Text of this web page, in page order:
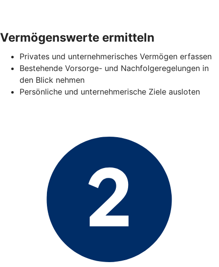
Vermögenswerte ermitteln
Privates und unternehmerisches Vermögen erfassen
Bestehende Vorsorge- und Nachfolgeregelungen in
den Blick nehmen
Persönliche und unternehmerische Ziele ausloten